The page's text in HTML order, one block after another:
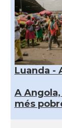
Luanda -
A
més